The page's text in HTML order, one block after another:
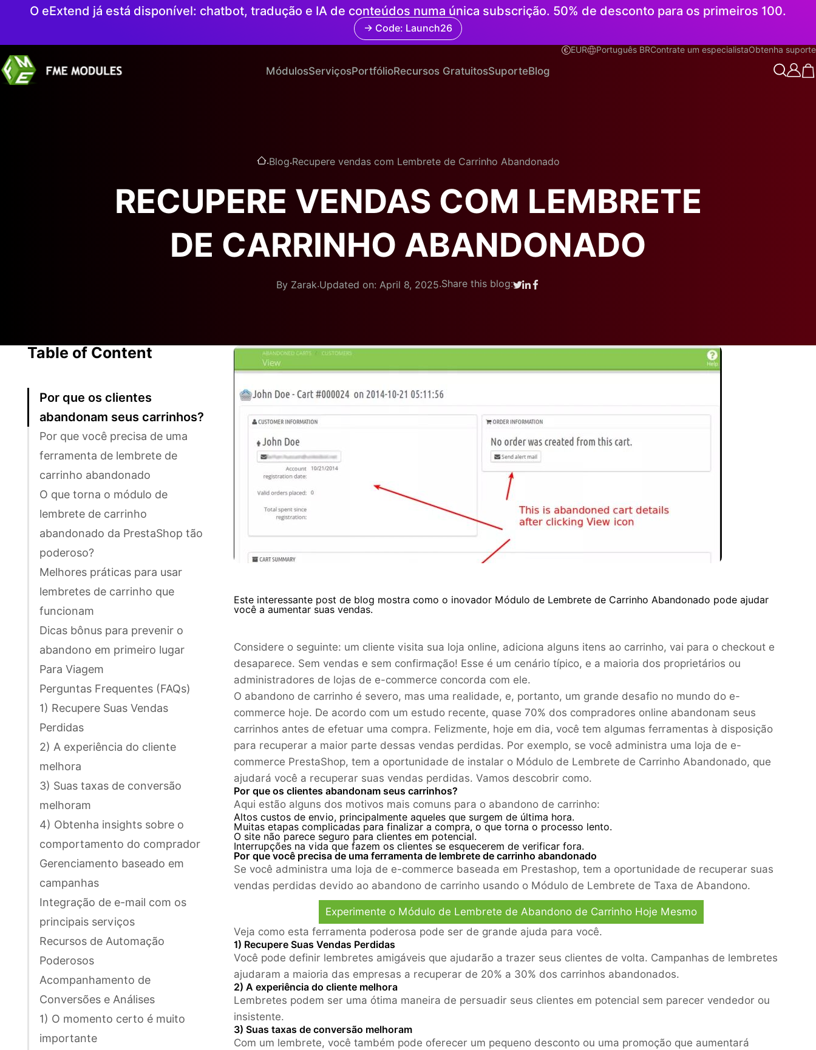
O eExtend já está disponível: chatbot, tradução e IA de conteúdos numa única subscrição. 50% de desconto para os primeiros 100.
→ Code: Launch26
EUR Português BR
Português BR Contrate um especialistaObtenha suporte
MódulosServiçosPortfólioRecursos GratuitosSuporteBlog
.Blog.Recupere vendas com Lembrete de Carrinho Abandonado
RECUPERE VENDAS COM LEMBRETE
DE CARRINHO ABANDONADO
By Zarak.Updated on: April 8, 2025.Share this blog:
Table of Content
Por que os clientes
abandonam seus carrinhos?
Por que você precisa de uma
ferramenta de lembrete de
carrinho abandonado
O que torna o módulo de
lembrete de carrinho
abandonado da PrestaShop tão
poderoso?
Melhores práticas para usar
lembretes de carrinho que
funcionam
Dicas bônus para prevenir o
abandono em primeiro lugar
Para Viagem
Perguntas Frequentes (FAQs)
1) Recupere Suas Vendas
Perdidas
2) A experiência do cliente
melhora
3) Suas taxas de conversão
melhoram
4) Obtenha insights sobre o
comportamento do comprador
Gerenciamento baseado em
campanhas
Integração de e-mail com os
principais serviços
Recursos de Automação
Poderosos
Acompanhamento de
Conversões e Análises
1) O momento certo é muito
importante
Este interessante post de blog mostra como o inovador Módulo de Lembrete de Carrinho Abandonado pode ajudar
você a aumentar suas vendas.
Considere o seguinte: um cliente visita sua loja online, adiciona alguns itens ao carrinho, vai para o checkout e
desaparece. Sem vendas e sem confirmação! Esse é um cenário típico, e a maioria dos proprietários ou
administradores de lojas de e-commerce concorda com ele.
O abandono de carrinho é severo, mas uma realidade, e, portanto, um grande desafio no mundo do e-
commerce hoje. De acordo com um estudo recente, quase 70% dos compradores online abandonam seus
carrinhos antes de efetuar uma compra. Felizmente, hoje em dia, você tem algumas ferramentas à disposição
para recuperar a maior parte dessas vendas perdidas. Por exemplo, se você administra uma loja de e-
commerce PrestaShop, tem a oportunidade de instalar o Módulo de Lembrete de Carrinho Abandonado, que
ajudará você a recuperar suas vendas perdidas. Vamos descobrir como.
Por que os clientes abandonam seus carrinhos?
Aqui estão alguns dos motivos mais comuns para o abandono de carrinho:
Altos custos de envio, principalmente aqueles que surgem de última hora.
Muitas etapas complicadas para finalizar a compra, o que torna o processo lento.
O site não parece seguro para clientes em potencial.
Interrupções na vida que fazem os clientes se esquecerem de verificar fora.
Por que você precisa de uma ferramenta de lembrete de carrinho abandonado
Se você administra uma loja de e-commerce baseada em Prestashop, tem a oportunidade de recuperar suas
vendas perdidas devido ao abandono de carrinho usando o Módulo de Lembrete de Taxa de Abandono.
Experimente o Módulo de Lembrete de Abandono de Carrinho Hoje Mesmo
Veja como esta ferramenta poderosa pode ser de grande ajuda para você.
1) Recupere Suas Vendas Perdidas
Você pode definir lembretes amigáveis ​​que ajudarão a trazer seus clientes de volta. Campanhas de lembretes
ajudaram a maioria das empresas a recuperar de 20% a 30% dos carrinhos abandonados.
2) A experiência do cliente melhora
Lembretes podem ser uma ótima maneira de persuadir seus clientes em potencial sem parecer vendedor ou
insistente.
3) Suas taxas de conversão melhoram
Com um lembrete, você também pode oferecer um pequeno desconto ou uma promoção que aumentará